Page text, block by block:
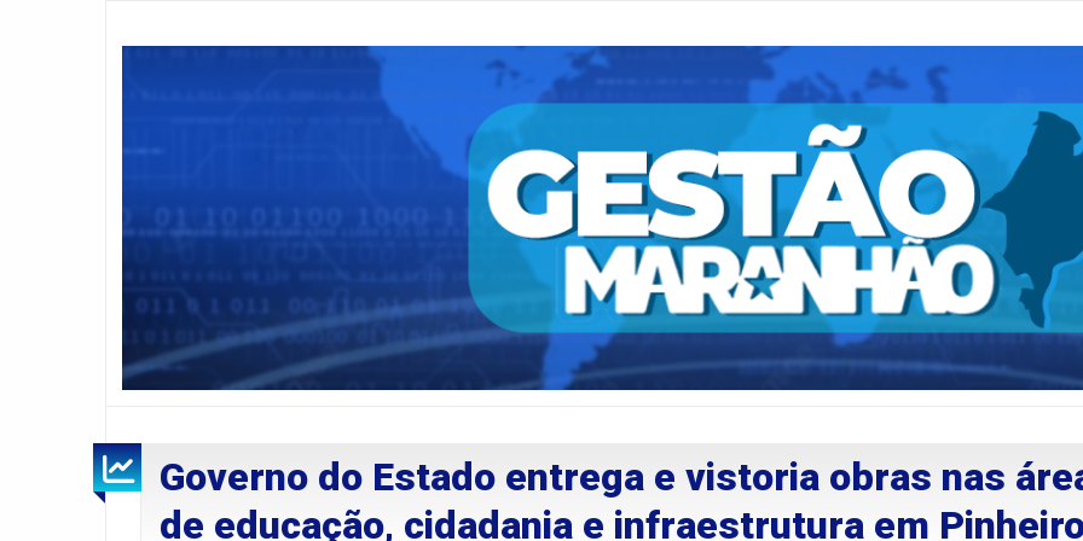
Governo do Estado entrega e vistoria obras nas
de educação, cidadania e infraestrutura em